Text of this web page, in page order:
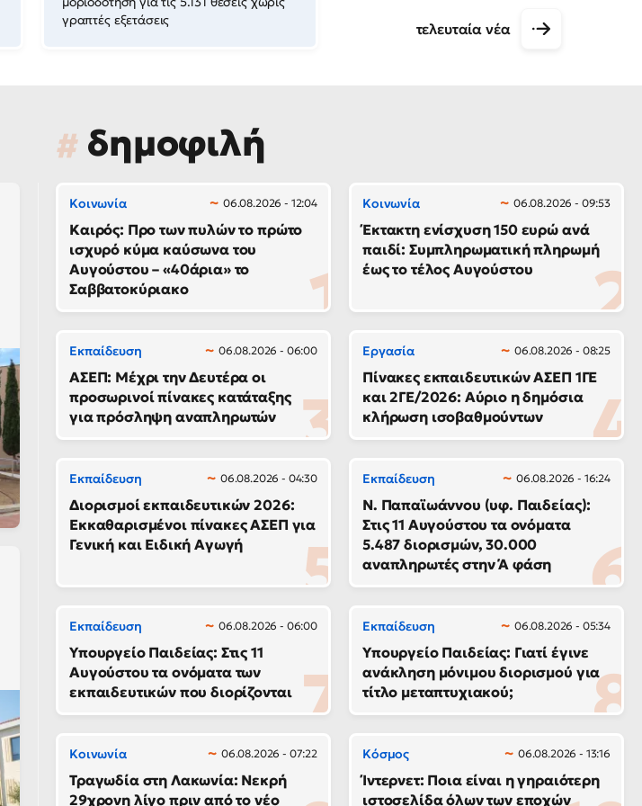
γραπτές εξετάσεις
τελευταία νέα
δημοφιλή
Κοινωνία 06.08.2026 - 12:04
Καιρός: Προ των πυλών το πρώτο
ισχυρό κύμα καύσωνα του
Αυγούστου – «40άρια» το
Σαββατοκύριακο
Κοινωνία 06.08.2026 - 09:53
Έκτακτη ενίσχυση 150 ευρώ ανά
παιδί: Συμπληρωματική πληρωμή
έως το τέλος Αυγούστου
Εκπαίδευση 06.08.2026 - 06:00
ΑΣΕΠ: Μέχρι την Δευτέρα οι
προσωρινοί πίνακες κατάταξης
για πρόσληψη αναπληρωτών
Εργασία 06.08.2026 - 08:25
Πίνακες εκπαιδευτικών ΑΣΕΠ 1ΓΕ
και 2ΓΕ/2026: Αύριο η δημόσια
κλήρωση ισοβαθμούντων
Εκπαίδευση 06.08.2026 - 04:30
Διορισμοί εκπαιδευτικών 2026:
Εκκαθαρισμένοι πίνακες ΑΣΕΠ για
Γενική και Ειδική Αγωγή
Εκπαίδευση 06.08.2026 - 16:24
N. Παπαϊωάννου (υφ. Παιδείας):
Στις 11 Αυγούστου τα ονόματα
5.487 διορισμών, 30.000
αναπληρωτές στην Ά φάση
Εκπαίδευση 06.08.2026 - 06:00
Υπουργείο Παιδείας: Στις 11
Αυγούστου τα ονόματα των
εκπαιδευτικών που διορίζονται
Εκπαίδευση 06.08.2026 - 05:34
Υπουργείο Παιδείας: Γιατί έγινε
ανάκληση μόνιμου διορισμού για
τίτλο μεταπτυχιακού;
Κοινωνία 06.08.2026 - 07:22
Τραγωδία στη Λακωνία: Νεκρή
29χρονη λίγο πριν από το νέο
Κόσμος 06.08.2026 - 13:16
Ίντερνετ: Ποια είναι η γηραιότερη
ιστοσελίδα όλων των εποχών